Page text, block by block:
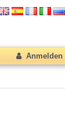
Anmelden